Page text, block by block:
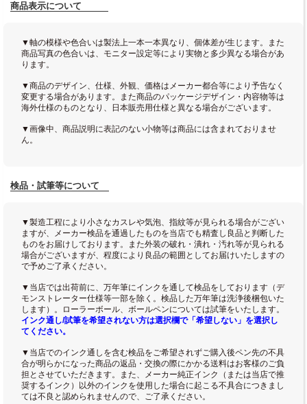
商品表示について
▼軸の模様や色合いは製法上一本一本異なり、個体差が生じます。また
商品写真の色合いは、モニター設定等により実物と多少異なる場合があ
ります。
▼商品のデザイン、仕様、外観、価格はメーカー都合等により予告なく
変更する場合があります。また商品のパッケージデザイン・内容物等は
海外仕様のものとなり、日本販売用仕様と異なる場合がございます。
▼画像中、商品説明に表記のない小物等は商品には含まれておりませ
ん。
検品・試筆等について
▼製造工程により小さなカスレや気泡、指紋等が見られる場合がござい
ますが、メーカー検品を通過したものを当店でも精査し良品と判断した
ものをお届けしております。また外装の破れ・潰れ・汚れ等が見られる
場合がございますが、程度により良品の範囲としてお届けいたしますの
で予めご了承ください。
▼当店では出荷前に、万年筆にインクを通して検品をしております（デ
モンストレーター仕様等一部を除く。検品した万年筆は洗浄後梱包いた
します）。ローラーボール、ボールペンについては試筆をいたします。
インク通し/試筆を希望されない方は選択欄で「希望しない」を選択し
てください。
▼当店でのインク通しを含む検品をご希望されずご購入後ペン先の不具
合が明らかになった商品の返品・交換の際にかかる送料はお客様のご負
担とさせていただきます。また、メーカー純正インク（または当店で推
奨するインク）以外のインクを使用した場合に起こる不具合につきまし
ては不良と認められませんので、ご了承ください。